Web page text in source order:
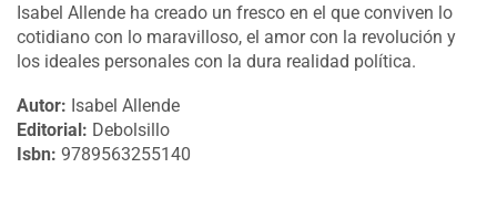
Isabel Allende ha creado un fresco en el que conviven lo
cotidiano con lo maravilloso, el amor con la revolución y
los ideales personales con la dura realidad política.
Autor: Isabel Allende
Editorial: Debolsillo
Isbn: 9789563255140